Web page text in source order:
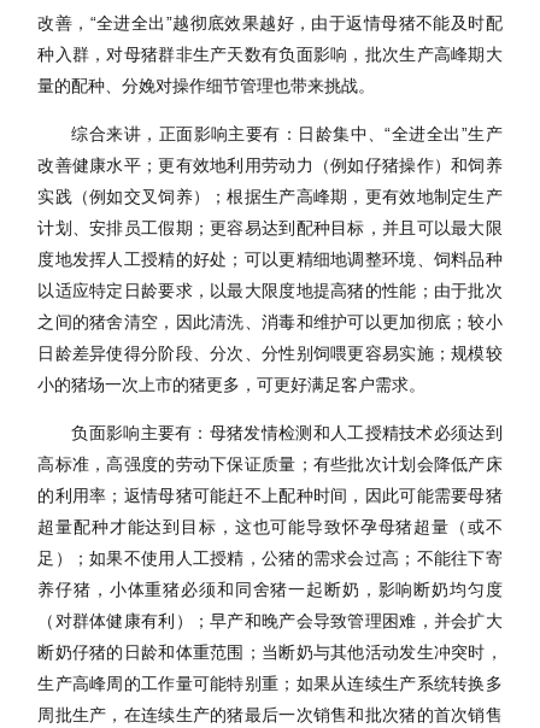
改善， “全进全出”越彻底效果越好，由于返情母猪不能及时配
种入群，对母猪群非生产天数有负面影响，批次生产高峰期大
量的配种、分娩对操作细节管理也带来挑战。
综合来讲，正面影响主要有：日龄集中、“全进全出”生产
改善健康水平；更有效地利用劳动力（例如仔猪操作）和饲养
实践（例如交叉饲养）；根据生产高峰期，更有效地制定生产
计划、安排员工假期；更容易达到配种目标，并且可以最大限
度地发挥人工授精的好处；可以更精细地调整环境、饲料品种
以适应特定日龄要求，以最大限度地提高猪的性能；由于批次
之间的猪舍清空，因此清洗、消毒和维护可以更加彻底；较小
日龄差异使得分阶段、分次、分性别饲喂更容易实施；规模较
小的猪场一次上市的猪更多，可更好满足客户需求。
负面影响主要有：母猪发情检测和人工授精技术必须达到
高标准，高强度的劳动下保证质量；有些批次计划会降低产床
的利用率；返情母猪可能赶不上配种时间，因此可能需要母猪
超量配种才能达到目标，这也可能导致怀孕母猪超量（或不
足）；如果不使用人工授精，公猪的需求会过高；不能往下寄
养仔猪，小体重猪必须和同舍猪一起断奶，影响断奶均匀度
（对群体健康有利）；早产和晚产会导致管理困难，并会扩大
断奶仔猪的日龄和体重范围；当断奶与其他活动发生冲突时，
生产高峰周的工作量可能特别重；如果从连续生产系统转换多
周批生产，在连续生产的猪最后一次销售和批次猪的首次销售